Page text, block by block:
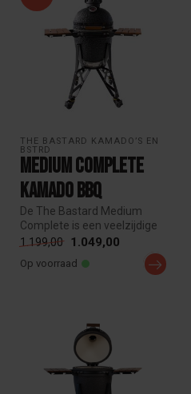
THE BASTARD KAMADO’S EN
BSTRD
Medium Complete
Kamado BBQ
De The Bastard Medium
Complete is een veelzijdige
keramische kamado BBQ
1.199,00 1.049,00
Op voorraad